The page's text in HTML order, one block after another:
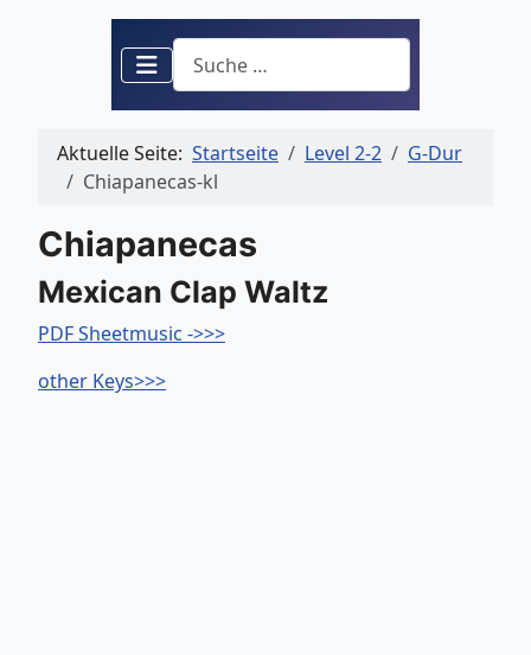
Suchen
Aktuelle Seite: Startseite Level 2-2
G-Dur
Chiapanecas-kl
Chiapanecas
Mexican Clap Waltz
PDF Sheetmusic ->>>
other Keys>>>